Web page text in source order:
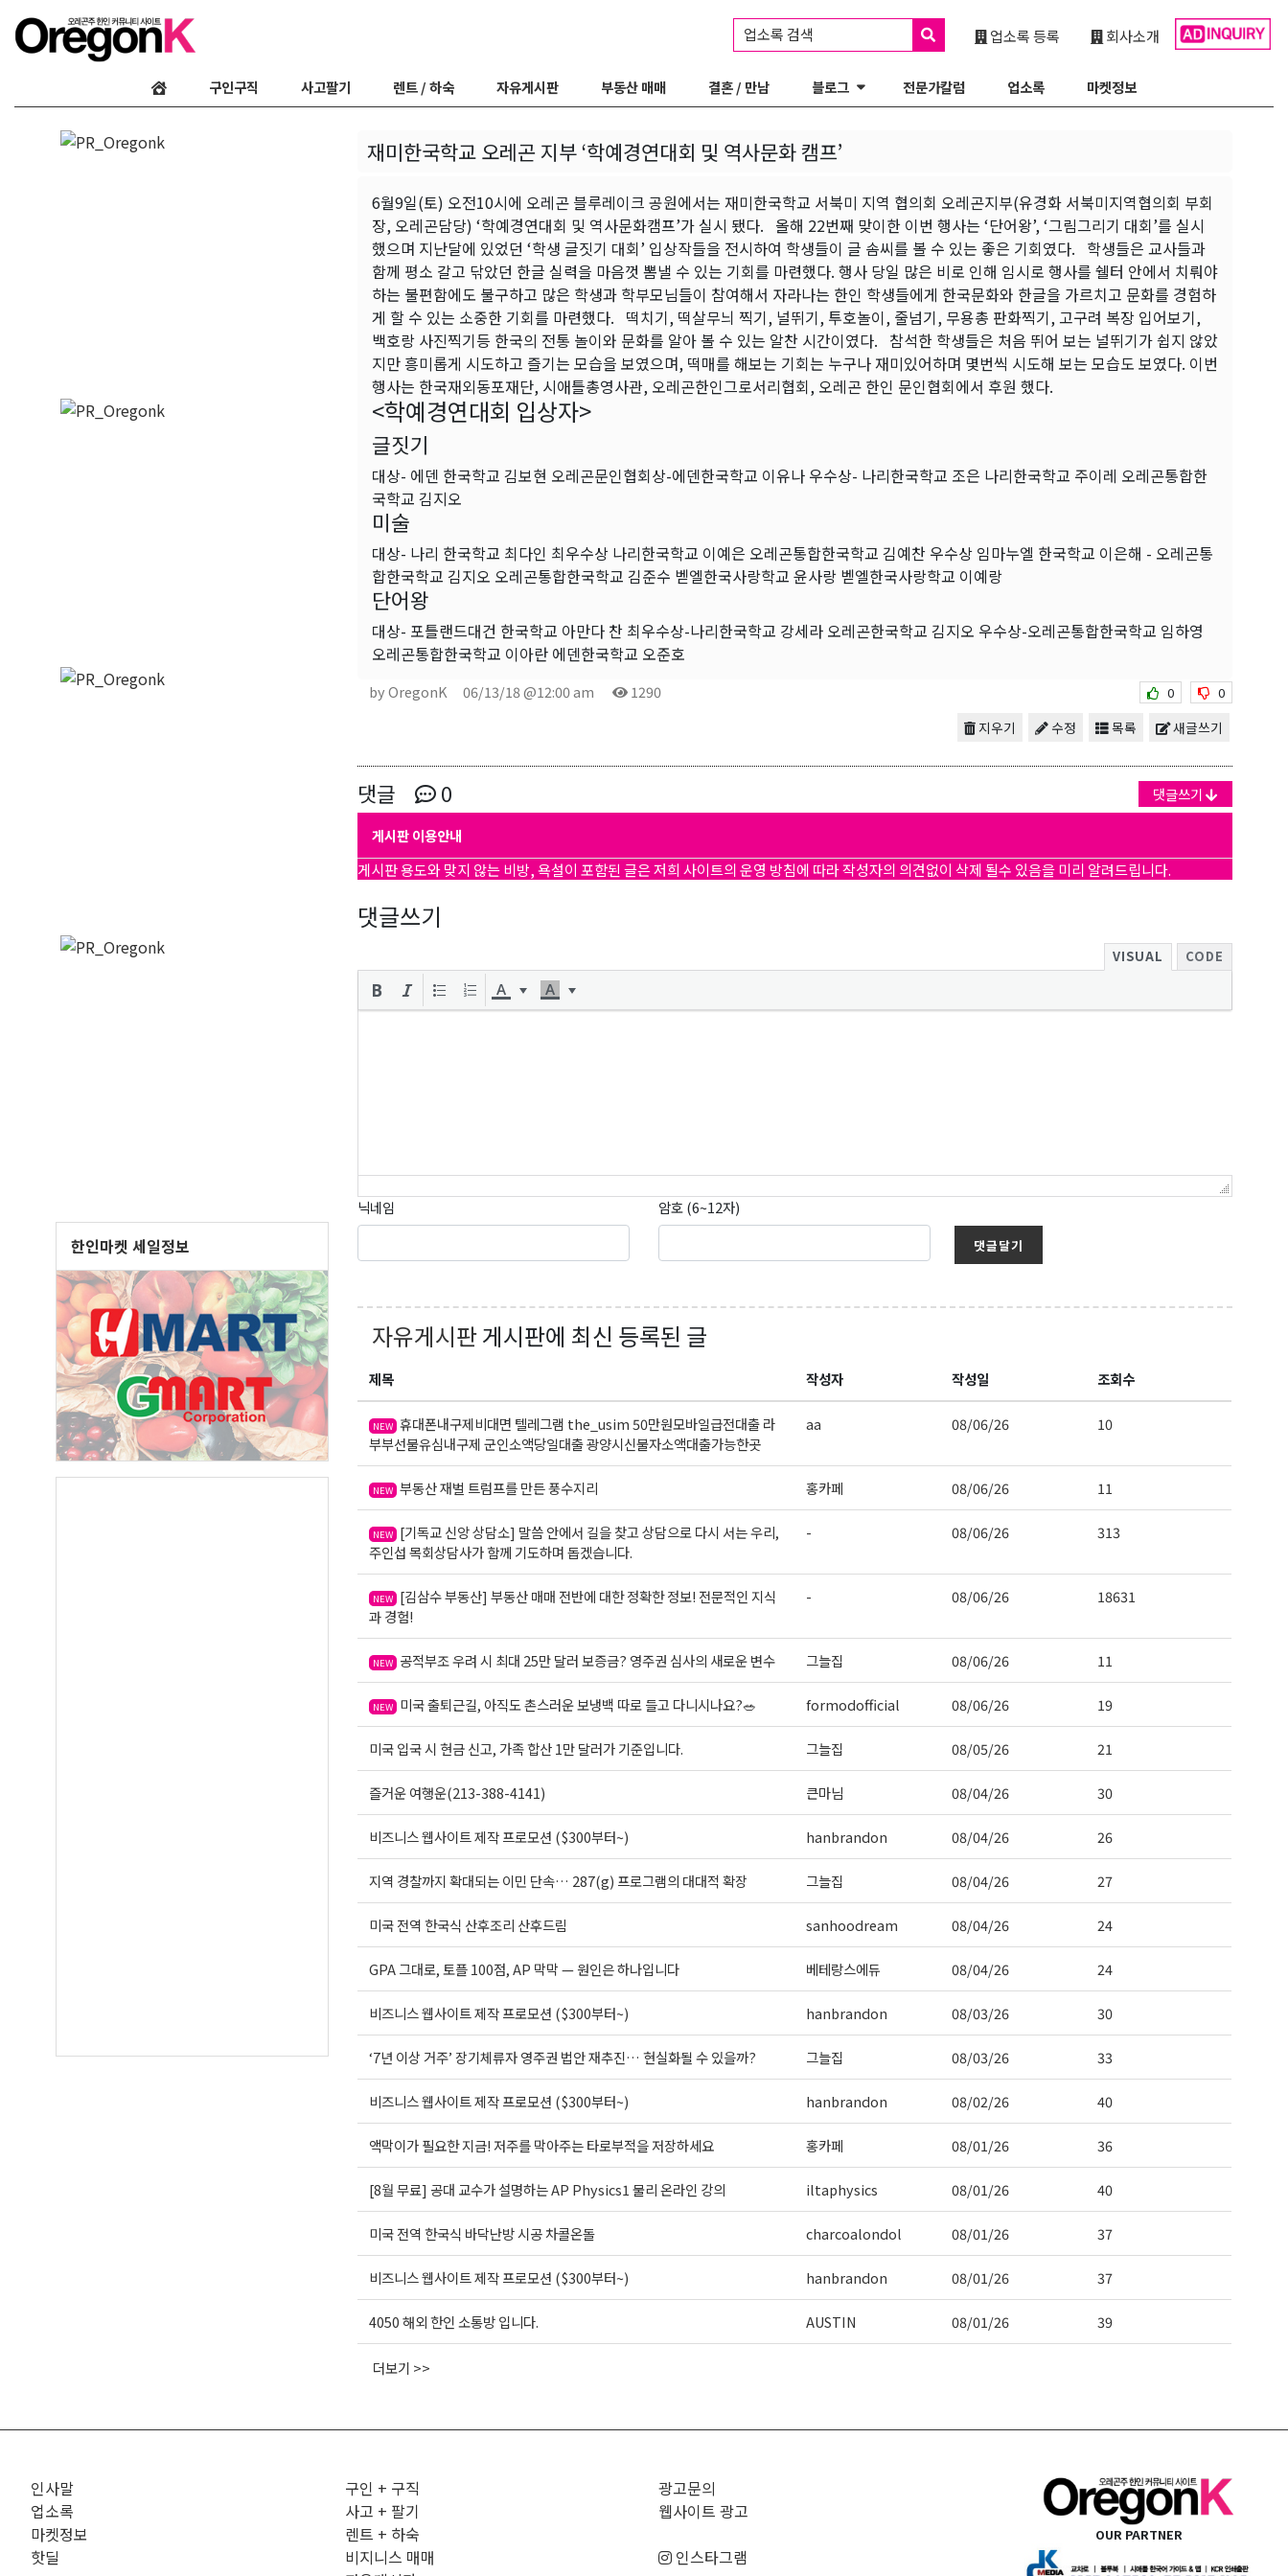
회사소개
업소록 등록
업소록 검색
구인구직 사고팔기 렌트 / 하숙 자유게시판 부동산 매매 결혼 / 만남 블로그 전문가칼럼 업소록 마켓정보
한인마켓 세일정보
재미한국학교 오레곤 지부 ‘학예경연대회 및 역사문화 캠프’
6월9일(토) 오전10시에 오레곤 블루레이크 공원에서는 재미한국학교 서북미 지역 협의회 오레곤지부(유경화 서북미지역협의회 부회
장, 오레곤담당) ‘학예경연대회 및 역사문화캠프’가 실시 됐다. 올해 22번째 맞이한 이번 행사는 ‘단어왕’, ‘그림그리기 대회’를 실시
했으며 지난달에 있었던 ‘학생 글짓기 대회’ 입상작들을 전시하여 학생들이 글 솜씨를 볼 수 있는 좋은 기회였다. 학생들은 교사들과
함께 평소 갈고 닦았던 한글 실력을 마음껏 뽐낼 수 있는 기회를 마련했다. 행사 당일 많은 비로 인해 임시로 행사를 쉘터 안에서 치뤄야
하는 불편함에도 불구하고 많은 학생과 학부모님들이 참여해서 자라나는 한인 학생들에게 한국문화와 한글을 가르치고 문화를 경험하
게 할 수 있는 소중한 기회를 마련했다. 떡치기, 떡살무늬 찍기, 널뛰기, 투호놀이, 줄넘기, 무용총 판화찍기, 고구려 복장 입어보기,
백호랑 사진찍기등 한국의 전통 놀이와 문화를 알아 볼 수 있는 알찬 시간이였다. 참석한 학생들은 처음 뛰어 보는 널뛰기가 쉽지 않았
지만 흥미롭게 시도하고 즐기는 모습을 보였으며, 떡매를 해보는 기회는 누구나 재미있어하며 몇번씩 시도해 보는 모습도 보였다. 이번
행사는 한국재외동포재단, 시애틀총영사관, 오레곤한인그로서리협회, 오레곤 한인 문인협회에서 후원 했다.
<학예경연대회 입상자>
글짓기
대상- 에덴 한국학교 김보현 오레곤문인협회상-에덴한국학교 이유나 우수상- 나리한국학교 조은 나리한국학교 주이레 오레곤통합한
국학교 김지오
미술
대상- 나리 한국학교 최다인 최우수상 나리한국학교 이예은 오레곤통합한국학교 김예찬 우수상 임마누엘 한국학교 이은해 - 오레곤통
합한국학교 김지오 오레곤통합한국학교 김준수 벧엘한국사랑학교 윤사랑 벧엘한국사랑학교 이예랑
단어왕
대상- 포틀랜드대건 한국학교 아만다 찬 최우수상-나리한국학교 강세라 오레곤한국학교 김지오 우수상-오레곤통합한국학교 임하영
오레곤통합한국학교 이아란 에덴한국학교 오준호
by OregonK 06/13/18 @12:00 am 1290 0 0
새글쓰기
목록
수정
지우기
댓글 0 댓글쓰기
게시판 이용안내
게시판 용도와 맞지 않는 비방, 욕설이 포함된 글은 저희 사이트의 운영 방침에 따라 작성자의 의견없이 삭제 될수 있음을 미리 알려드립니다.
댓글쓰기
VISUAL CODE
닉네임 암호 (6~12자)
댓글달기
자유게시판게시판에 최신 등록된 글
제목 작성자 작성일 조회수
NEW 휴대폰내구제비대면 텔레그램 the_usim 50만원모바일급전대출 라
부부선불유심내구제 군인소액당일대출 광양시신불자소액대출가능한곳
aa 08/06/26 10
NEW 부동산 재벌 트럼프를 만든 풍수지리 홍카페 08/06/26 11
NEW [기독교 신앙 상담소] 말씀 안에서 길을 찾고 상담으로 다시 서는 우리,
주인섭 목회상담사가 함께 기도하며 돕겠습니다.
- 08/06/26 313
NEW [김삼수 부동산] 부동산 매매 전반에 대한 정확한 정보! 전문적인 지식
과 경험!
- 08/06/26 18631
NEW 공적부조 우려 시 최대 25만 달러 보증금? 영주권 심사의 새로운 변수 그늘집 08/06/26 11
NEW 미국 출퇴근길, 아직도 촌스러운 보냉백 따로 들고 다니시나요?🥗 formodofficial 08/06/26 19
미국 입국 시 현금 신고, 가족 합산 1만 달러가 기준입니다. 그늘집 08/05/26 21
즐거운 여행운(213-388-4141) 큰마님 08/04/26 30
비즈니스 웹사이트 제작 프로모션 ($300부터~) hanbrandon 08/04/26 26
지역 경찰까지 확대되는 이민 단속… 287(g) 프로그램의 대대적 확장 그늘집 08/04/26 27
미국 전역 한국식 산후조리 산후드림 sanhoodream 08/04/26 24
GPA 그대로, 토플 100점, AP 막막 — 원인은 하나입니다 베테랑스에듀 08/04/26 24
비즈니스 웹사이트 제작 프로모션 ($300부터~) hanbrandon 08/03/26 30
‘7년 이상 거주’ 장기체류자 영주권 법안 재추진… 현실화될 수 있을까? 그늘집 08/03/26 33
비즈니스 웹사이트 제작 프로모션 ($300부터~) hanbrandon 08/02/26 40
액막이가 필요한 지금! 저주를 막아주는 타로부적을 저장하세요 홍카페 08/01/26 36
[8월 무료] 공대 교수가 설명하는 AP Physics1 물리 온라인 강의 iltaphysics 08/01/26 40
미국 전역 한국식 바닥난방 시공 차콜온돌 charcoalondol 08/01/26 37
비즈니스 웹사이트 제작 프로모션 ($300부터~) hanbrandon 08/01/26 37
4050 해외 한인 소통방 입니다. AUSTIN 08/01/26 39
더보기 >>
인사말
업소록
마켓정보
핫딜
구인 + 구직
사고 + 팔기
렌트 + 하숙
비지니스 매매
광고문의
웹사이트 광고
인스타그램
OUR PARTNER